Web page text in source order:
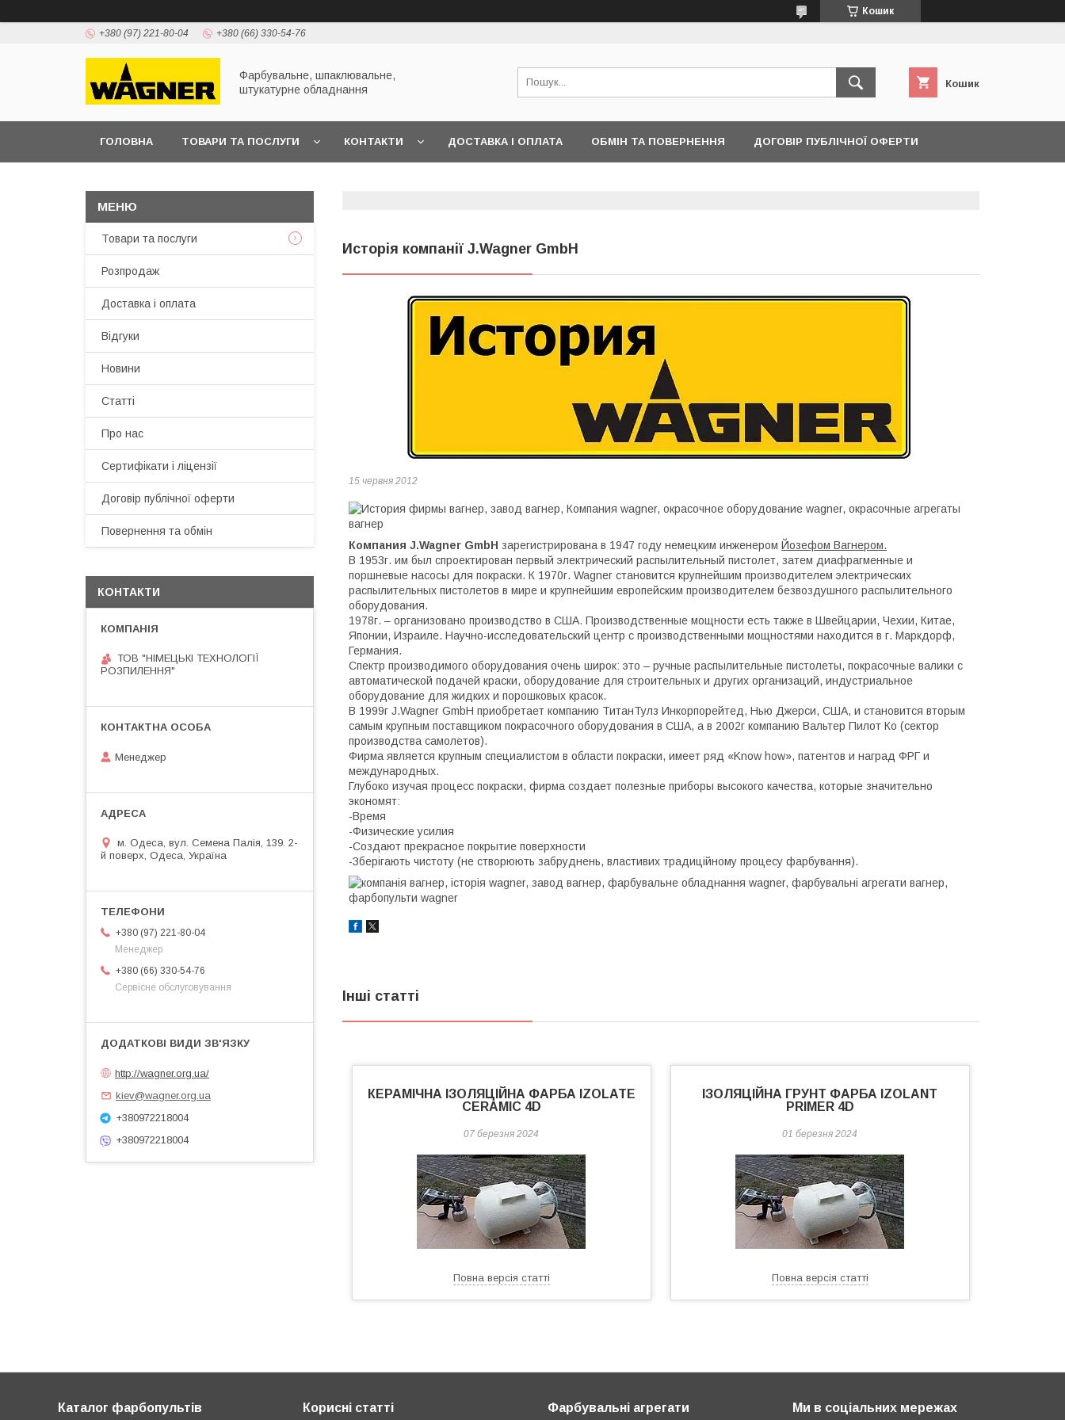
Кошик
+380 (97) 221-80-04 +380 (66) 330-54-76
Фарбувальне, шпаклювальне,
штукатурне обладнання
Кошик
ГОЛОВНА ТОВАРИ ТА ПОСЛУГИ КОНТАКТИ ДОСТАВКА І ОПЛАТА ОБМІН ТА ПОВЕРНЕННЯ ДОГОВІР ПУБЛІЧНОЇ ОФЕРТИ
Исторія компанії J.Wagner GmbH
15 червня 2012
Компания J.Wagner GmbH зарегистрирована в 1947 году немецким инженером Йозефом Вагнером.
В 1953г. им был спроектирован первый электрический распылительный пистолет, затем диафрагменные и
поршневые насосы для покраски. К 1970г. Wagner становится крупнейшим производителем электрических
распылительных пистолетов в мире и крупнейшим европейским производителем безвоздушного распылительного
оборудования.
1978г. – организовано производство в США. Производственные мощности есть также в Швейцарии, Чехии, Китае,
Японии, Израиле. Научно-исследовательский центр с производственными мощностями находится в г. Маркдорф,
Германия.
Спектр производимого оборудования очень широк: это – ручные распылительные пистолеты, покрасочные валики с
автоматической подачей краски, оборудование для строительных и других организаций, индустриальное
оборудование для жидких и порошковых красок.
В 1999г J.Wagner GmbH приобретает компанию ТитанТулз Инкорпорейтед, Нью Джерси, США, и становится вторым
самым крупным поставщиком покрасочного оборудования в США, а в 2002г компанию Вальтер Пилот Ко (сектор
производства самолетов).
Фирма является крупным специалистом в области покраски, имеет ряд «Know how», патентов и наград ФРГ и
международных.
Глубоко изучая процесс покраски, фирма создает полезные приборы высокого качества, которые значительно
экономят:
-Время
-Физические усилия
-Создают прекрасное покрытие поверхности
-Зберігають чистоту (не створюють забруднень, властивих традиційному процесу фарбування).
Інші статті
КЕРАМІЧНА ІЗОЛЯЦІЙНА ФАРБА IZOLATE
CERAMIC 4D
07 березня 2024
Повна версія статті
ІЗОЛЯЦІЙНА ГРУНТ ФАРБА IZOLANT
PRIMER 4D
01 березня 2024
Повна версія статті
Товари та послуги
Розпродаж
Доставка і оплата
Відгуки
Новини
Статті
Про нас
Сертифікати і ліцензії
Договір публічної оферти
Повернення та обмін
КОНТАКТИ
ТОВ "НІМЕЦЬКІ ТЕХНОЛОГІЇ
РОЗПИЛЕННЯ"
Менеджер
м. Одеса, вул. Семена Палія, 139. 2-
й поверх, Одеса, Україна
+380 (97) 221-80-04
Менеджер
+380 (66) 330-54-76
Сервісне обслуговування
http://wagner.org.ua/
kiev@wagner.org.ua
+380972218004
+380972218004
Каталог фарбопультів Корисні статті Фарбувальні агрегати Ми в соціальних мережах